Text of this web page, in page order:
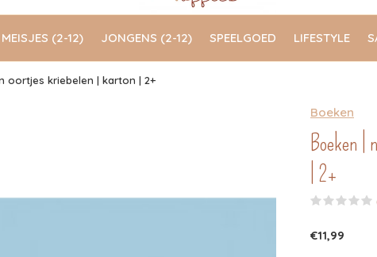
MEISJES (2-12) JONGENS (2-12) SPEELGOED LIFESTYLE
oortjes kriebelen | karton | 2+
Boeken
Boeken |
| 2+
€11,99